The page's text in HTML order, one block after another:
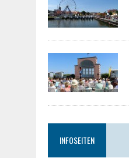
INFOSEITEN